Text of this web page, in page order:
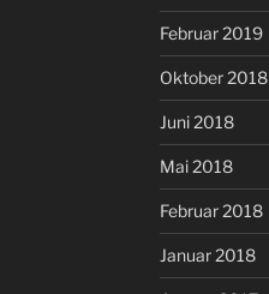
Februar 2019
Oktober 2018
Juni 2018
Mai 2018
Februar 2018
Januar 2018